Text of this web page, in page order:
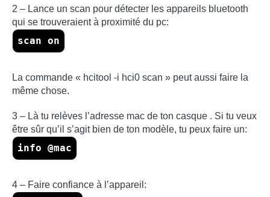
2 – Lance un scan pour détecter les appareils bluetooth
qui se trouveraient à proximité du pc:
scan on
La commande « hcitool -i hci0 scan » peut aussi faire la
même chose.
3 – Là tu relèves l’adresse mac de ton casque . Si tu veux
être sûr qu’il s’agit bien de ton modèle, tu peux faire un:
info @mac
4 – Faire confiance à l’appareil: